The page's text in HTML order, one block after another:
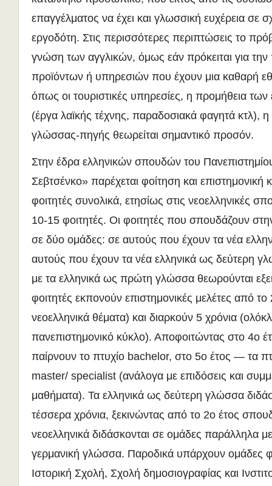
επαγγέλματος να έχει και γλωσσική ευχέρεια σε
εργοδότη. Στις περισσότερες περιπτώσεις το
γνώση των αγγλικών, όμως εάν πρόκειται για
προϊόντων ή υπηρεσιών που έχουν μια καθαρή
όπως οι τουριστικές υπηρεσίες, η προμήθεια
(έργα λαϊκής τέχνης, παραδοσιακά φαγητά κτλ), η
γλώσσας-πηγής θεωρείται σημαντικό προσόν.
Στην έδρα ελληνικών σπουδών του
Σεβτσένκο» παρέχεται φοίτηση και επιστημονική
φοιτητές συνολικά, ετησίως στις νεοελληνικές
10-15 φοιτητές. Οι φοιτητές που σπουδάζουν
σε δύο ομάδες: σε αυτούς που έχουν τα νέα
αυτούς που έχουν τα νέα ελληνικά ως δεύτερη
με τα ελληνικά ως πρώτη γλώσσα θεωρούνται
φοιτητές εκπονούν επιστημονικές μελέτες από το
νεοελληνικά θέματα) και διαρκούν 5 χρόνια
πανεπιστημονικό κύκλο). Αποφοιτώντας στο 4ο
παίρνουν το πτυχίο bachelor, στο 5ο έτος — τα
master/ specialist (ανάλογα με επιδόσεις και
μαθήματα). Τα ελληνικά ως δεύτερη γλώσσα
τέσσερα χρόνια, ξεκινώντας από το 2ο έτος
νεοελληνικά διδάσκονται σε ομάδες παράλληλα
γερμανική γλώσσα. Παροδικά υπάρχουν ομάδες
Ιστορική Σχολή, Σχολή δημοσιογραφίας και